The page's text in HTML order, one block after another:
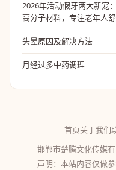
2026年活动假牙两大新宠
高分子材料，专注老年人舒
头晕原因及解决方法
月经过多中药调理
首页关于我们
邯郸市楚腾文化传媒
声明：本站内容仅做